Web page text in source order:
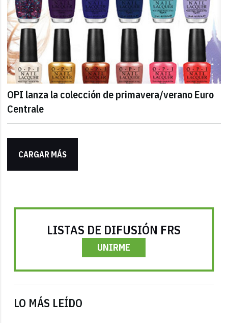
OPI lanza la colección de primavera/verano Euro
Centrale
CARGAR MÁS
LISTAS DE DIFUSIÓN FRS
UNIRME
LO MÁS LEÍDO